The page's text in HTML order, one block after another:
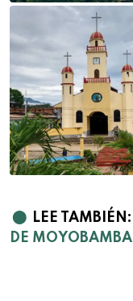
⬤ LEE TAMBIÉN:
DE MOYOBAMBA